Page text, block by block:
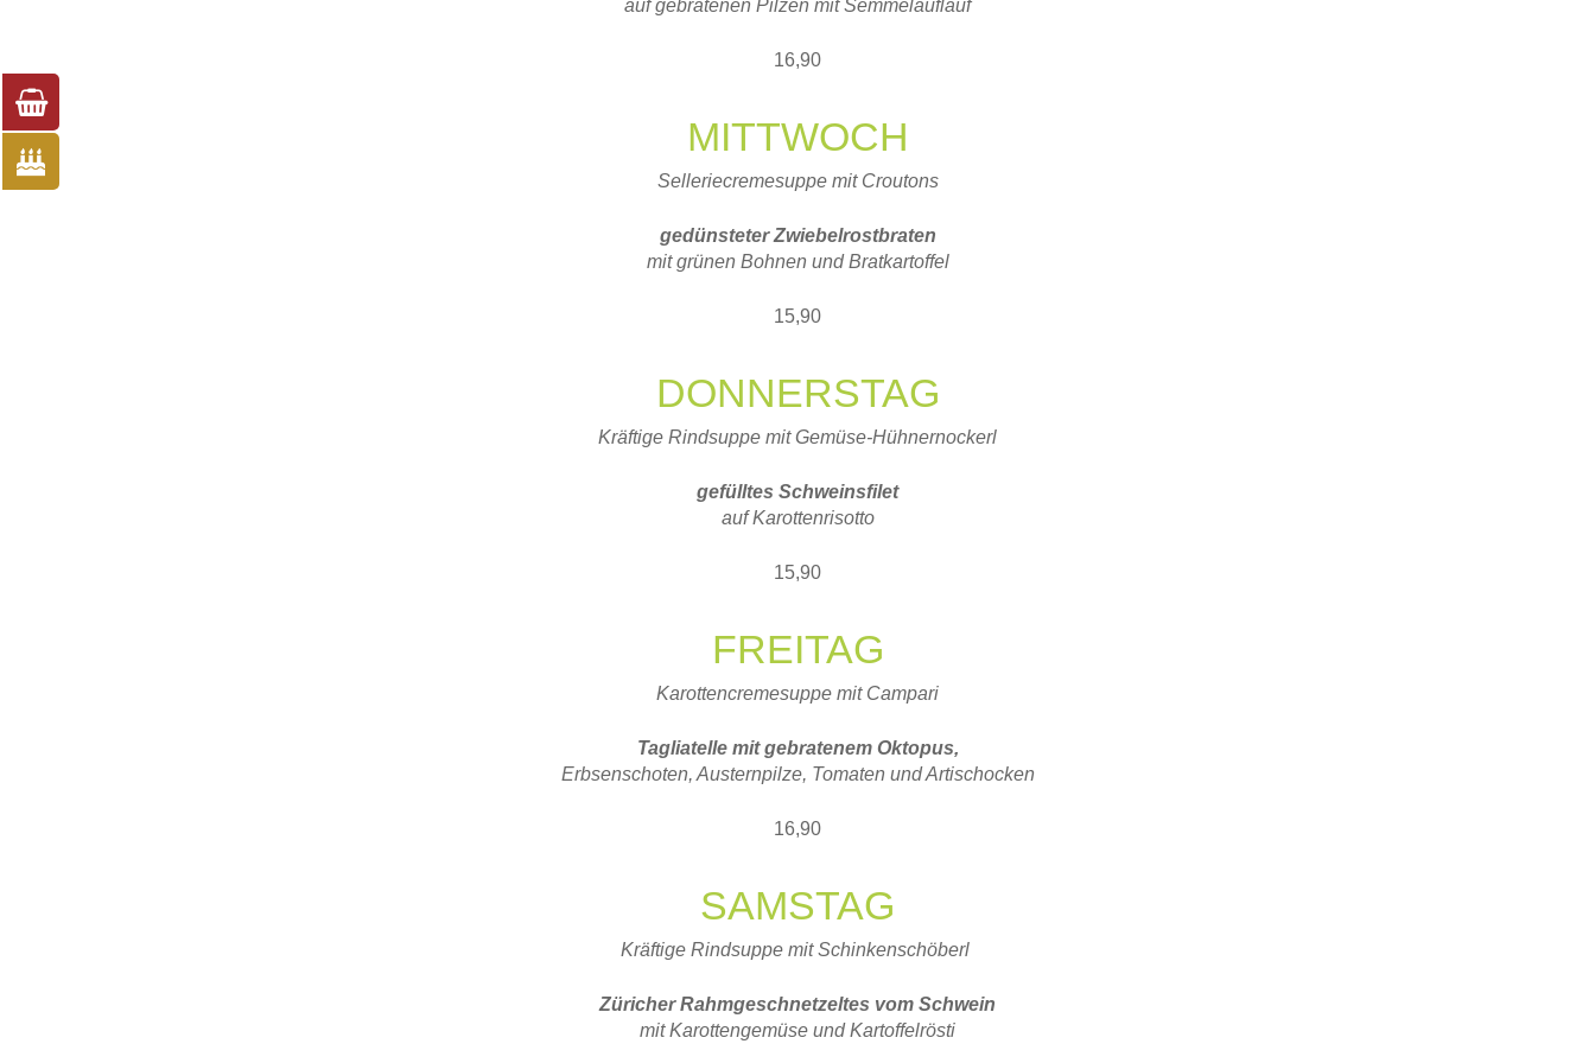
auf gebratenen Pilzen mit Semmelauflauf
16,90
MITTWOCH
Selleriecremesuppe mit Croutons
gedünsteter Zwiebelrostbraten
mit grünen Bohnen und Bratkartoffel
15,90
DONNERSTAG
Kräftige Rindsuppe mit Gemüse-Hühnernockerl
gefülltes Schweinsfilet
auf Karottenrisotto
15,90
FREITAG
Karottencremesuppe mit Campari
Tagliatelle mit gebratenem Oktopus,
Erbsenschoten, Austernpilze, Tomaten und Artischocken
16,90
SAMSTAG
Kräftige Rindsuppe mit Schinkenschöberl
Züricher Rahmgeschnetzeltes vom Schwein
mit Karottengemüse und Kartoffelrösti